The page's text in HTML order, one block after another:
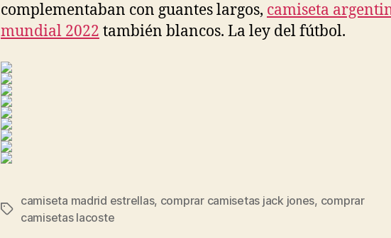
complementaban con guantes largos, camiseta
mundial 2022 también blancos. La ley del fútbol.
Etiquetas
camiseta madrid estrellas, comprar camisetas jack jones, comprar
camisetas lacoste